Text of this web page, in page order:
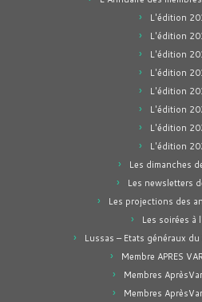
L'édition
L'édition
L'édition
L'édition
L'édition
L'édition
L'édition
L'édition
Les dimanches
Les newsletters
Les projections des
Les soirées à
Lussas – Etats généraux
Membre APRES
Membres
Membres